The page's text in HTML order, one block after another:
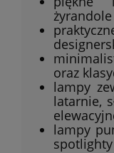
oraz
lampy
latarnie,
lampy